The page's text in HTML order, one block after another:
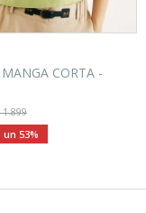
CORTA -
1.899
53